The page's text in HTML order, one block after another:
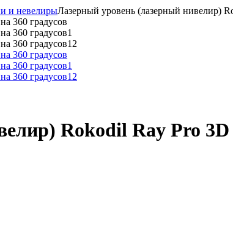
и невелирыЛазерный уровень (лазерный нивелир)
Rokodil Ray Pro 3D